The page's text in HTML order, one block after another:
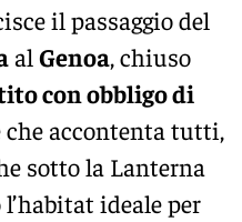
il passaggio del
al Genoa, chiuso
con obbligo di
che accontenta tutti,
sotto la Lanterna
ideale per